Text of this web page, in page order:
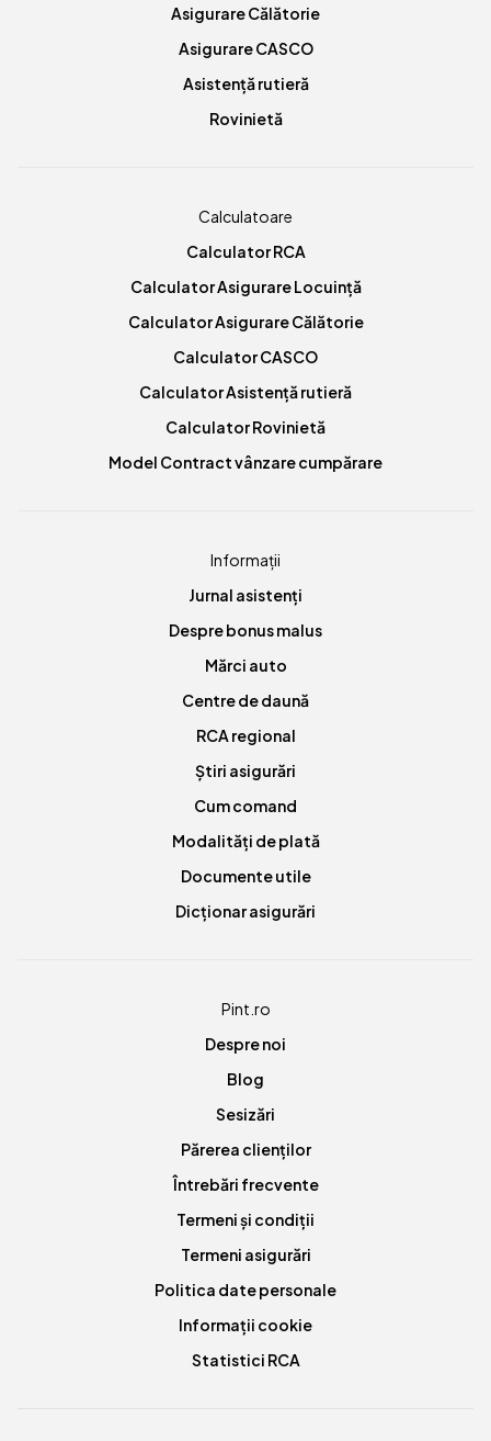
Asigurare Călătorie
Asigurare CASCO
Asistență rutieră
Rovinietă
Calculatoare
Calculator RCA
Calculator Asigurare Locuință
Calculator Asigurare Călătorie
Calculator CASCO
Calculator Asistență rutieră
Calculator Rovinietă
Model Contract vânzare cumpărare
Informații
Jurnal asistenți
Despre bonus malus
Mărci auto
Centre de daună
RCA regional
Știri asigurări
Cum comand
Modalități de plată
Documente utile
Dicționar asigurări
Pint.ro
Despre noi
Blog
Sesizări
Părerea clienților
Întrebări frecvente
Termeni și condiții
Termeni asigurări
Politica date personale
Informații cookie
Statistici RCA